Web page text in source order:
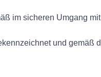
im sicheren Umgang
und gemäß